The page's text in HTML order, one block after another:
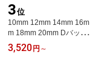
3位
10mm 12mm 14mm 16m
m 18mm 20mm Dバック
ル バックル シルバー ゴ
ールド ブラック バンビ
3,520円 ～